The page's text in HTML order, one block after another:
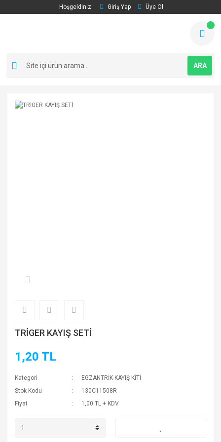
Hoşgeldiniz Giriş Yap Üye Ol
ARA
TRİGER KAYIŞ SETİ
1,20 TL
Kategori
EGZANTRİK KAYIŞ KİTİ
Stok Kodu
130C11508R
Fiyat
1,00 TL + KDV